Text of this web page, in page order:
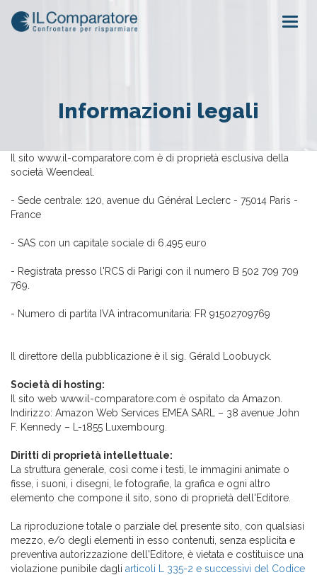
Informazioni legali
Il sito www.il-comparatore.com è di proprietà esclusiva della
società Weendeal.
- Sede centrale: 120, avenue du Général Leclerc - 75014 Paris -
France
- SAS con un capitale sociale di 6.495 euro
- Registrata presso l'RCS di Parigi con il numero B 502 709 709
769.
- Numero di partita IVA intracomunitaria: FR 91502709769
Il direttore della pubblicazione è il sig. Gérald Loobuyck.
Società di hosting:
Il sito web www.il-comparatore.com è ospitato da Amazon.
Indirizzo: Amazon Web Services EMEA SARL – 38 avenue John
F. Kennedy – L-1855 Luxembourg.
Diritti di proprietà intellettuale:
La struttura generale, così come i testi, le immagini animate o
fisse, i suoni, i disegni, le fotografie, la grafica e ogni altro
elemento che compone il sito, sono di proprietà dell'Editore.
La riproduzione totale o parziale del presente sito, con qualsiasi
mezzo, e/o degli elementi in esso contenuti, senza esplicita e
preventiva autorizzazione dell'Editore, è vietata e costituisce una
violazione punibile dagli articoli L 335-2 e successivi del Codice